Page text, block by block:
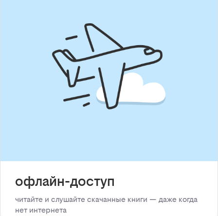
офлайн-доступ
читайте и слушайте скачанные книги — даже когда
нет интернета